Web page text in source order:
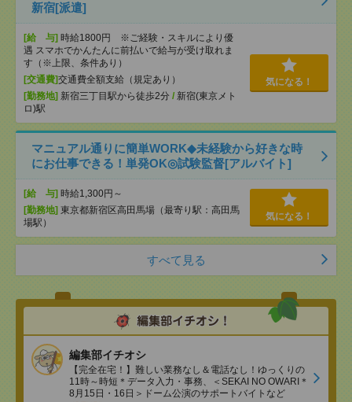
新宿[派遣]
[給 与] 時給1800円 ※ご経験・スキルにより優
遇 スマホでかんたんに前払いで給与が受け取れま
す（※上限、条件あり）
[交通費]交通費全額支給（規定あり）
[勤務地] 新宿三丁目駅から徒歩2分 / 新宿(東京メト
ロ)駅
気になる！
マニュアル通りに簡単WORK◆未経験から好きな時
にお仕事できる！単発OK◎試験監督[アルバイト]
[給 与] 時給1,300円～
[勤務地] 東京都新宿区高田馬場（最寄り駅：高田馬
場駅）
気になる！
すべて見る
編集部イチオシ
【完全在宅！】難しい業務なし＆電話なし！ゆっくりの
11時～時短＊データ入力・事務、＜SEKAI NO OWARI＊
8月15日・16日＞ドーム公演のサポートバイトなど